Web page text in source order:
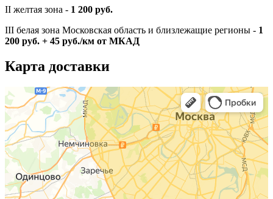
II желтая зона - 1 200 руб.
III белая зона Московская область и близлежащие регионы - 1
200 руб. + 45 руб./км от МКАД
Карта доставки